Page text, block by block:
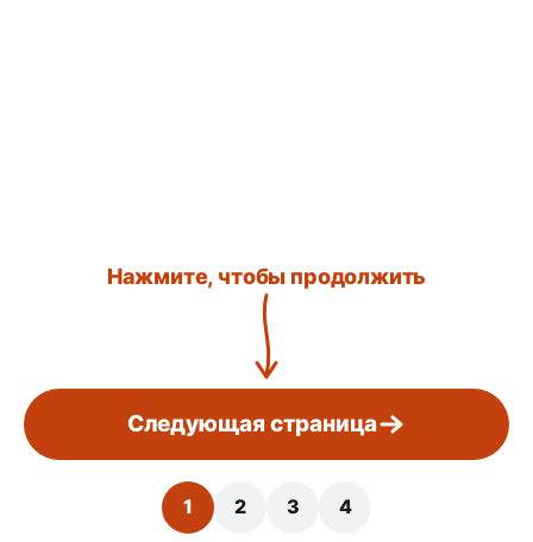
Нажмите, чтобы продолжить
Следующая страница
1 2 3 4